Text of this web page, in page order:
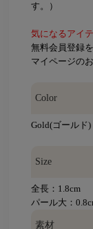
す。）
気になるアイ
無料会員登録
マイページの
Color
Gold(ゴールド)
Size
全長：1.8cm
パール大：
素材